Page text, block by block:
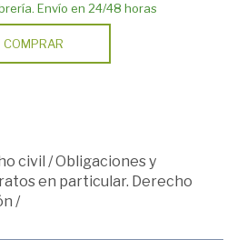
Envío en 24/48 horas
COMPRAR
civil /Obligaciones y
en particular. Derecho
/